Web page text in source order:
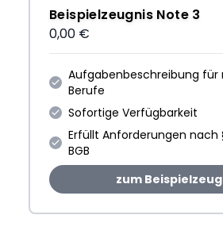
Beispielzeugnis Note 3
0,00 €
Aufgabenbeschreibung für
Berufe
Sofortige Verfügbarkeit
Erfüllt Anforderungen nach
BGB
zum